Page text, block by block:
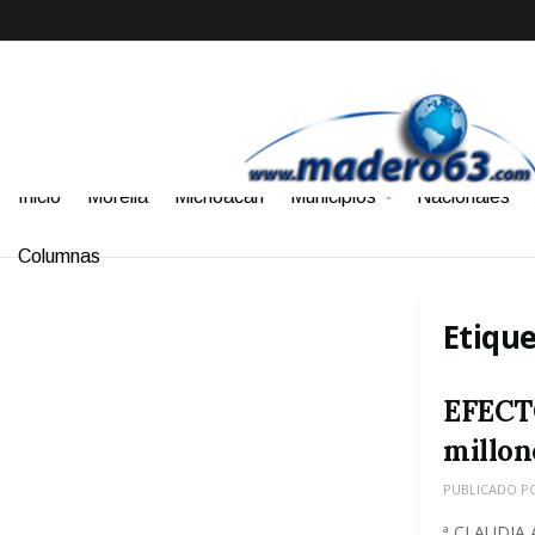
Inicio Morelia Michoacán Municipios Nacionales
Columnas
PUBLICADO